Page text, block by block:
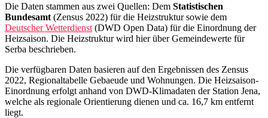
Die Daten stammen aus zwei Quellen: Dem Statistischen
Bundesamt (Zensus 2022) für die Heizstruktur sowie dem
Deutscher Wetterdienst (DWD Open Data) für die Einordnung der
Heizsaison. Die Heizstruktur wird hier über Gemeindewerte für
Serba beschrieben.
Die verfügbaren Daten basieren auf den Ergebnissen des Zensus
2022, Regionaltabelle Gebaeude und Wohnungen. Die Heizsaison-
Einordnung erfolgt anhand von DWD-Klimadaten der Station Jena,
welche als regionale Orientierung dienen und ca. 16,7 km entfernt
liegt.